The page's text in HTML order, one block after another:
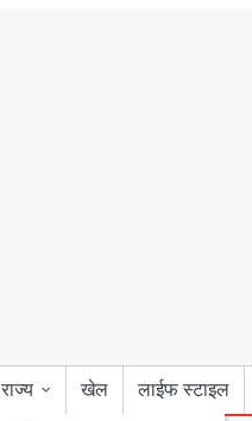
राज्य
खेल लाईफ स्टाइल